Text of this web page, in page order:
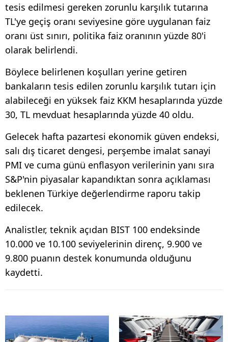
tesis edilmesi gereken zorunlu karşılık tutarına
TL'ye geçiş oranı seviyesine göre uygulanan faiz
oranı üst sınırı, politika faiz oranının yüzde 80'i
olarak belirlendi.
Böylece belirlenen koşulları yerine getiren
bankaların tesis edilen zorunlu karşılık tutarı için
alabileceği en yüksek faiz KKM hesaplarında yüzde
30, TL mevduat hesaplarında yüzde 40 oldu.
Gelecek hafta pazartesi ekonomik güven endeksi,
salı dış ticaret dengesi, perşembe imalat sanayi
PMI ve cuma günü enflasyon verilerinin yanı sıra
S&P'nin piyasalar kapandıktan sonra açıklaması
beklenen Türkiye değerlendirme raporu takip
edilecek.
Analistler, teknik açıdan BIST 100 endeksinde
10.000 ve 10.100 seviyelerinin direnç, 9.900 ve
9.800 puanın destek konumunda olduğunu
kaydetti.